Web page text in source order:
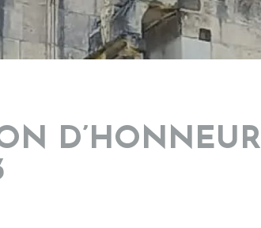
D’HONNEUR